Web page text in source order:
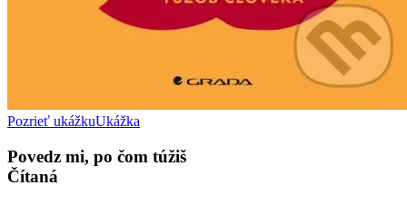
Pozrieť ukážkuUkážka
Povedz mi, po čom túžiš
Čítaná